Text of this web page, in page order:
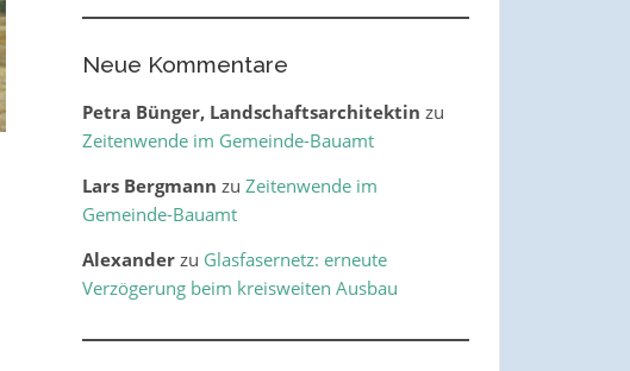
Neue Kommentare
Petra Bünger, Landschaftsarchitektin zu
Zeitenwende im Gemeinde-Bauamt
Lars Bergmann zu Zeitenwende im
Gemeinde-Bauamt
Alexanderzu Glasfasernetz: erneute
Verzögerung beim kreisweiten Ausbau